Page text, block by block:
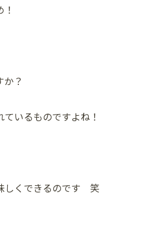
？
いるものですよね！
しくできるのです 笑